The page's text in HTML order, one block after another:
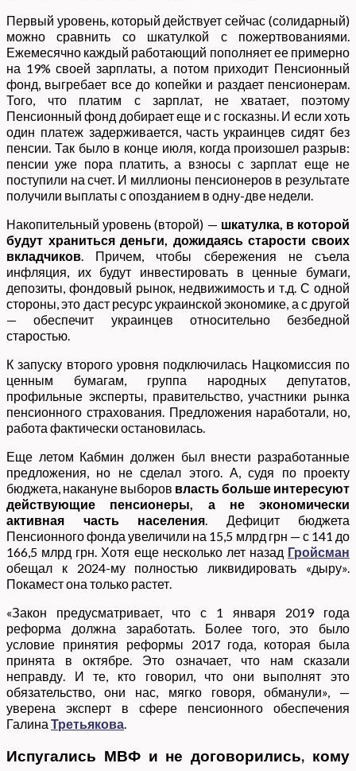
Первый уровень, который действует сейчас (солидарный)
можно сравнить со шкатулкой с пожертвованиями.
Ежемесячно каждый работающий пополняет ее примерно
на 19% своей зарплаты, а потом приходит Пенсионный
фонд, выгребает все до копейки и раздает пенсионерам.
Того, что платим с зарплат, не хватает, поэтому
Пенсионный фонд добирает еще и с госказны. И если хоть
один платеж задерживается, часть украинцев сидят без
пенсии. Так было в конце июля, когда произошел разрыв:
пенсии уже пора платить, а взносы с зарплат еще не
поступили на счет. И миллионы пенсионеров в результате
получили выплаты с опозданием в одну-две недели.
Накопительный уровень (второй) — шкатулка, в которой
будут храниться деньги, дожидаясь старости своих
вкладчиков. Причем, чтобы сбережения не съела
инфляция, их будут инвестировать в ценные бумаги,
депозиты, фондовый рынок, недвижимость и т.д. С одной
стороны, это даст ресурс украинской экономике, а с другой
— обеспечит украинцев относительно безбедной
старостью.
К запуску второго уровня подключилась Нацкомиссия по
ценным бумагам, группа народных депутатов,
профильные эксперты, правительство, участники рынка
пенсионного страхования. Предложения наработали, но,
работа фактически остановилась.
Еще летом Кабмин должен был внести разработанные
предложения, но не сделал этого. А, судя по проекту
бюджета, накануне выборов власть больше интересуют
действующие пенсионеры, а не экономически
активная часть населения. Дефицит бюджета
Пенсионного фонда увеличили на 15,5 млрд грн — с 141 до
166,5 млрд грн. Хотя еще несколько лет назад Гройсман
обещал к 2024-му полностью ликвидировать «дыру».
Покамест она только растет.
«Закон предусматривает, что с 1 января 2019 года
реформа должна заработать. Более того, это было
условие принятия реформы 2017 года, которая была
принята в октябре. Это означает, что нам сказали
неправду. И те, кто говорил, что они выполнят это
обязательство, они нас, мягко говоря, обманули», —
уверена эксперт в сфере пенсионного обеспечения
Галина Третьякова.
Испугались МВФ и не договорились, кому